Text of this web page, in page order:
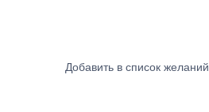
Добавить в список желаний